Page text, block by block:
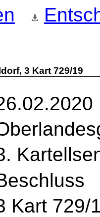
3 Kart 729/19
Kart 729/